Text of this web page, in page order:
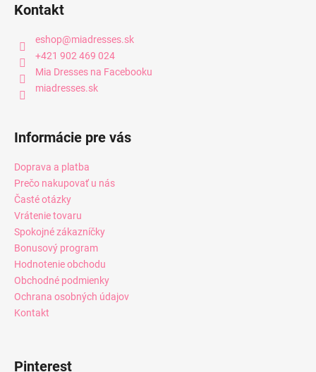
Kontakt
eshop@miadresses.sk
+421 902 469 024
Mia Dresses na Facebooku
miadresses.sk
Informácie pre vás
Doprava a platba
Prečo nakupovať u nás
Časté otázky
Vrátenie tovaru
Spokojné zákazníčky
Bonusový program
Hodnotenie obchodu
Obchodné podmienky
Ochrana osobných údajov
Kontakt
Pinterest